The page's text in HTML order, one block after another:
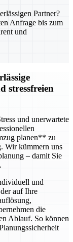
Partner?
Anfrage bis zum
und
stressfreien
und unerwartete
planen** zu
Wir kümmern uns
– damit Sie
und
auf Ihre
die
Ablauf. So können